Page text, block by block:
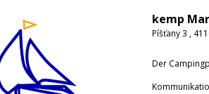
kemp
Píšťany 3 ,
Der